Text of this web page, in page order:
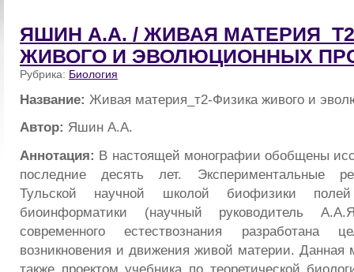
ЯШИН А.А. / ЖИВАЯ
ЖИВОГО И ЭВОЛЮЦИОННЫХ
Рубрика: Биология
Название: Живая материя_т2-Физика живого и
Автор: Яшин А.А.
Аннотация: В настоящей монографии обобщены
последние десять лет. Экспериментальные
Тульской научной школой биофизики
биоинформатики (научный руководитель
современного естествознания разработана
возникновения и движения живой материи. Данная